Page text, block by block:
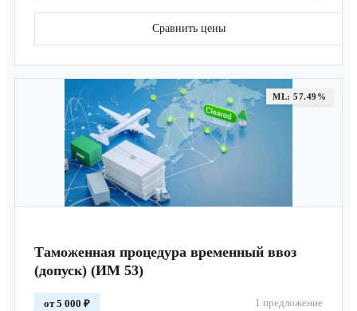
Сравнить цены
ML: 57.49%
Таможенная процедура временный ввоз
(допуск) (ИМ 53)
от 5 000 ₽ 1 предложение